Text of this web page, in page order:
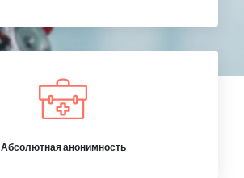
Абсолютная анонимность